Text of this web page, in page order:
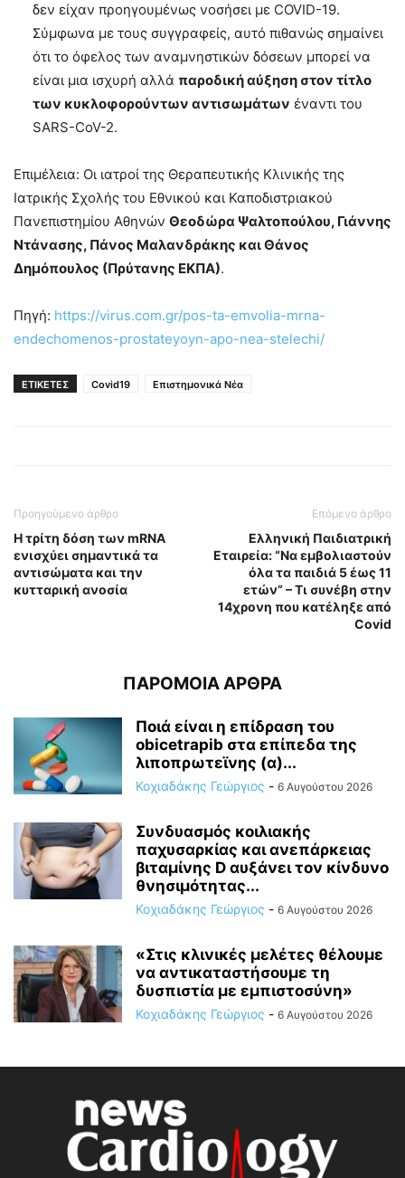
δεν είχαν προηγουμένως νοσήσει με COVID-19.
Σύμφωνα με τους συγγραφείς, αυτό πιθανώς σημαίνει
ότι το όφελος των αναμνηστικών δόσεων μπορεί να
είναι μια ισχυρή αλλά παροδική αύξηση στον τίτλο
των κυκλοφορούντων αντισωμάτων έναντι του
SARS-CoV-2.
Επιμέλεια: Οι ιατροί της Θεραπευτικής Κλινικής της
Ιατρικής Σχολής του Εθνικού και Καποδιστριακού
Πανεπιστημίου Αθηνών Θεοδώρα Ψαλτοπούλου, Γιάννης
Ντάνασης, Πάνος Μαλανδράκης και Θάνος
Δημόπουλος (Πρύτανης ΕΚΠΑ).
Πηγή: https://virus.com.gr/pos-ta-emvolia-mrna-
endechomenos-prostateyoyn-apo-nea-stelechi/
ΕΤΙΚΕΤΕΣ Covid19 Επιστημονικά Νέα
Προηγούμενο άρθρο
Η τρίτη δόση των mRNA
ενισχύει σημαντικά τα
αντισώματα και την
κυτταρική ανοσία
Επόμενο άρθρο
Ελληνική Παιδιατρική
Εταιρεία: “Να εμβολιαστούν
όλα τα παιδιά 5 έως 11
ετών” – Τι συνέβη στην
14χρονη που κατέληξε από
Covid
ΠΑΡΟΜΟΙΑ ΑΡΘΡΑ
Ποιά είναι η επίδραση του
obicetrapib στα επίπεδα της
λιποπρωτεϊνης (α)...
Κοχιαδάκης Γεώργιος - 6 Αυγούστου 2026
Συνδυασμός κοιλιακής
παχυσαρκίας και ανεπάρκειας
βιταμίνης D αυξάνει τον κίνδυνο
θνησιμότητας...
Κοχιαδάκης Γεώργιος - 6 Αυγούστου 2026
«Στις κλινικές μελέτες θέλουμε
να αντικαταστήσουμε τη
δυσπιστία με εμπιστοσύνη»
Κοχιαδάκης Γεώργιος - 6 Αυγούστου 2026